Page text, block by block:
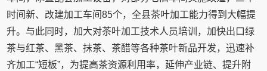
时间新、改建加工车间85个，全县茶叶加工能力得到大幅提
升。与此同时，加大对茶叶加工技术人员培训，加快出口绿
茶与红茶、黑茶、抹茶、茶醋等各种茶叶新品开发，迅速补
齐加工“短板”，为提高茶资源利用率，延伸产业链、提升附